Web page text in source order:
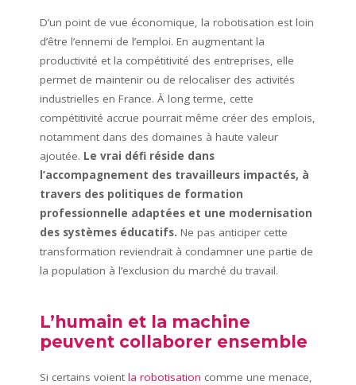
D’un point de vue économique, la robotisation est loin
d’être l’ennemi de l’emploi. En augmentant la
productivité et la compétitivité des entreprises, elle
permet de maintenir ou de relocaliser des activités
industrielles en France. À long terme, cette
compétitivité accrue pourrait même créer des emplois,
notamment dans des domaines à haute valeur
ajoutée. Le vrai défi réside dans
l’accompagnement des travailleurs impactés, à
travers des politiques de formation
professionnelle adaptées et une modernisation
des systèmes éducatifs. Ne pas anticiper cette
transformation reviendrait à condamner une partie de
la population à l’exclusion du marché du travail.
L’humain et la machine
peuvent collaborer ensemble
Si certains voient la robotisation comme une menace,